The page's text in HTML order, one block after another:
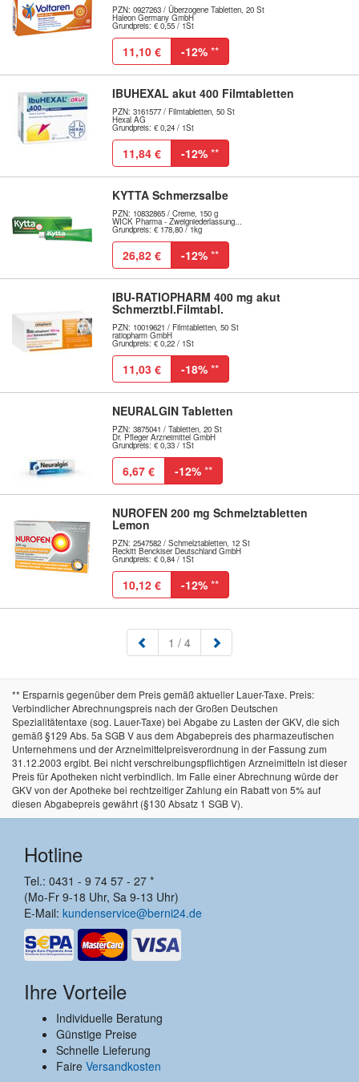
PZN: 0927263 / Überzogene Tabletten, 20 St
Haleon Germany GmbH
Grundpreis: € 0,55 / 1St
11,10 € -12% **
IBUHEXAL akut 400 Filmtabletten
PZN: 3161577 / Filmtabletten, 50 St
Hexal AG
Grundpreis: € 0,24 / 1St
11,84 € -12% **
KYTTA Schmerzsalbe
PZN: 10832865 / Creme, 150 g
WICK Pharma - Zweigniederlassung...
Grundpreis: € 178,80 / 1kg
26,82 € -12% **
IBU-RATIOPHARM 400 mg akut
Schmerztbl.Filmtabl.
PZN: 10019621 / Filmtabletten, 50 St
ratiopharm GmbH
Grundpreis: € 0,22 / 1St
11,03 € -18% **
NEURALGIN Tabletten
PZN: 3875041 / Tabletten, 20 St
Dr. Pfleger Arzneimittel GmbH
Grundpreis: € 0,33 / 1St
6,67 € -12% **
NUROFEN 200 mg Schmelztabletten
Lemon
PZN: 2547582 / Schmelztabletten, 12 St
Reckitt Benckiser Deutschland GmbH
Grundpreis: € 0,84 / 1St
10,12 € -12% **
1 (aktuell)
/ 4
** Ersparnis gegenüber dem Preis gemäß aktueller Lauer-Taxe. Preis:
Verbindlicher Abrechnungspreis nach der Großen Deutschen
Spezialitätentaxe (sog. Lauer-Taxe) bei Abgabe zu Lasten der GKV, die sich
gemäß §129 Abs. 5a SGB V aus dem Abgabepreis des pharmazeutischen
Unternehmens und der Arzneimittelpreisverordnung in der Fassung zum
31.12.2003 ergibt. Bei nicht verschreibungspflichtigen Arzneimitteln ist dieser
Preis für Apotheken nicht verbindlich. Im Falle einer Abrechnung würde der
GKV von der Apotheke bei rechtzeitiger Zahlung ein Rabatt von 5% auf
diesen Abgabepreis gewährt (§130 Absatz 1 SGB V).
Hotline
Tel.: 0431 - 9 74 57 - 27 *
(Mo-Fr 9-18 Uhr, Sa 9-13 Uhr)
E-Mail: kundenservice@berni24.de
Ihre Vorteile
Individuelle Beratung
Günstige Preise
Schnelle Lieferung
Faire Versandkosten